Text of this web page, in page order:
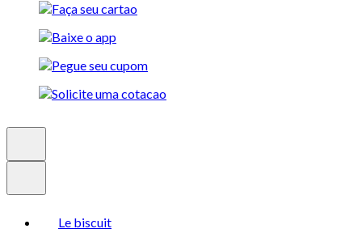
Le biscuit